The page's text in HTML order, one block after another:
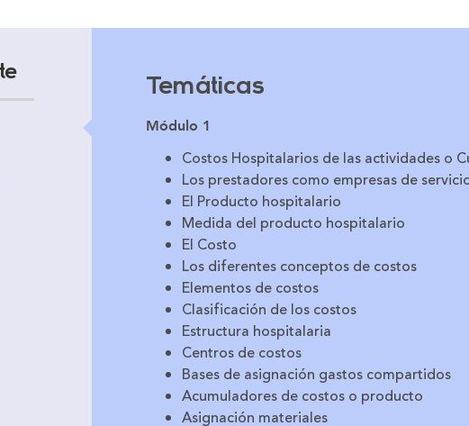
Temáticas
Módulo 1
Costos Hospitalarios de las actividades o
Los prestadores como empresas de
El Producto hospitalario
Medida del producto hospitalario
El Costo
Los diferentes conceptos de costos
Elementos de costos
Clasificación de los costos
Estructura hospitalaria
Centros de costos
Bases de asignación gastos compartidos
Acumuladores de costos o producto
Asignación materiales